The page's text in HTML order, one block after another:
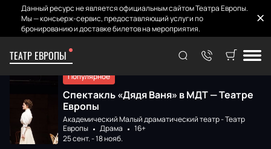
Данный ресурс не является официальным сайтом Театра Европы.
Мы — консьерж-сервис, предоставляющий услуги по
бронированию и доставке билетов на мероприятия.
ТЕАТР ЕВРОПЫ
Главная Афиша и билеты
Популярное
Спектакль «Дядя Ваня» в МДТ — Театре
Европы
Академический Малый драматический театр - Театр
Европы
Драма
16+
25 сент.-18 нояб.